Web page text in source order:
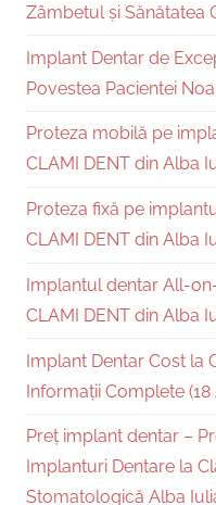
Zâmbetul și Sănătatea
Implant Dentar de
Povestea Pacientei
Proteza mobilă pe
CLAMI DENT din Alba
Proteza fixă pe
CLAMI DENT din Alba
Implantul dentar All-
CLAMI DENT din Alba
Implant Dentar Cost la
Informații Complete (18
Preț implant dentar –
Implanturi Dentare la
Stomatologică Alba